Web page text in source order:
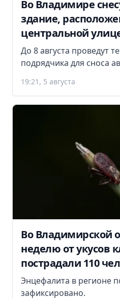
Во Владимире
здание,
центральной
До 8 августа проведут
подрядчика для сноса
19:21, 5 августа
Во Владимирской
неделю от укусов
пострадали 110
Энцефалита в регионе
зафиксировано.